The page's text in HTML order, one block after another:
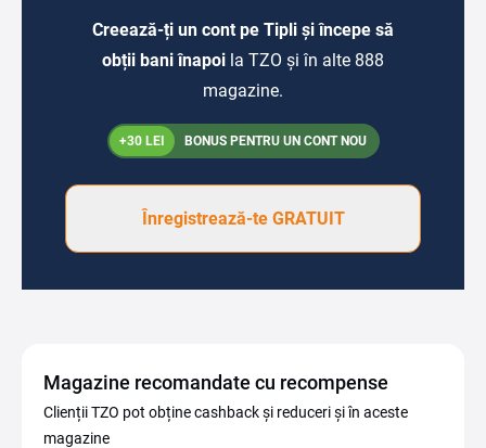
Creează-ți un cont pe Tipli și începe să
obții bani înapoi la TZO și în alte 888
magazine.
+30 LEI BONUS PENTRU UN CONT NOU
Înregistrează-te GRATUIT
Magazine recomandate cu recompense
Clienții TZO pot obține cashback și reduceri și în aceste
magazine